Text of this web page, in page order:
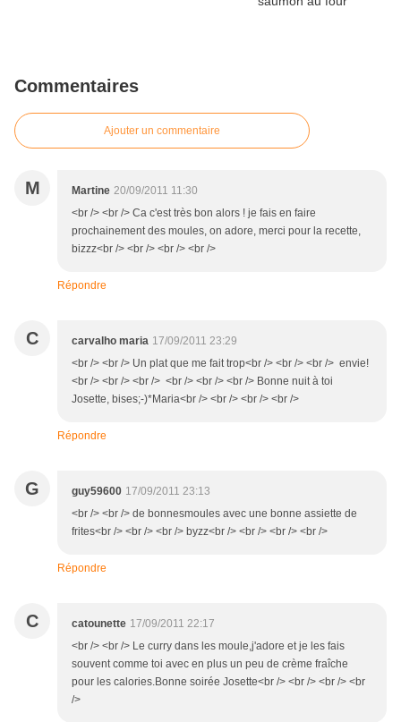
Commentaires
Ajouter un commentaire
M Martine 20/09/2011 11:30
<br /> <br /> Ca c'est très bon alors ! je fais en faire
prochainement des moules, on adore, merci pour la recette,
bizzz<br /> <br /> <br /> <br />
Répondre
C carvalho maria 17/09/2011 23:29
<br /> <br /> Un plat que me fait trop<br /> <br /> <br /> envie!
<br /> <br /> <br /> <br /> <br /> <br /> Bonne nuit à toi
Josette, bises;-)*Maria<br /> <br /> <br /> <br />
Répondre
G guy59600 17/09/2011 23:13
<br /> <br /> de bonnesmoules avec une bonne assiette de
frites<br /> <br /> <br /> byzz<br /> <br /> <br /> <br />
Répondre
C catounette 17/09/2011 22:17
<br /> <br /> Le curry dans les moule,j'adore et je les fais
souvent comme toi avec en plus un peu de crème fraîche
pour les calories.Bonne soirée Josette<br /> <br /> <br /> <br
/>